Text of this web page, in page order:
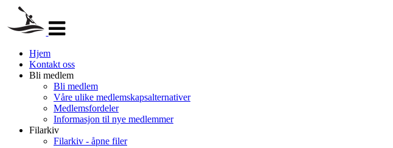
navigasjon
Hjem
Kontakt oss
Bli medlem
Bli medlem
Våre ulike medlemskapsalternativer
Medlemsfordeler
Informasjon til nye medlemmer
Filarkiv
Filarkiv - åpne filer